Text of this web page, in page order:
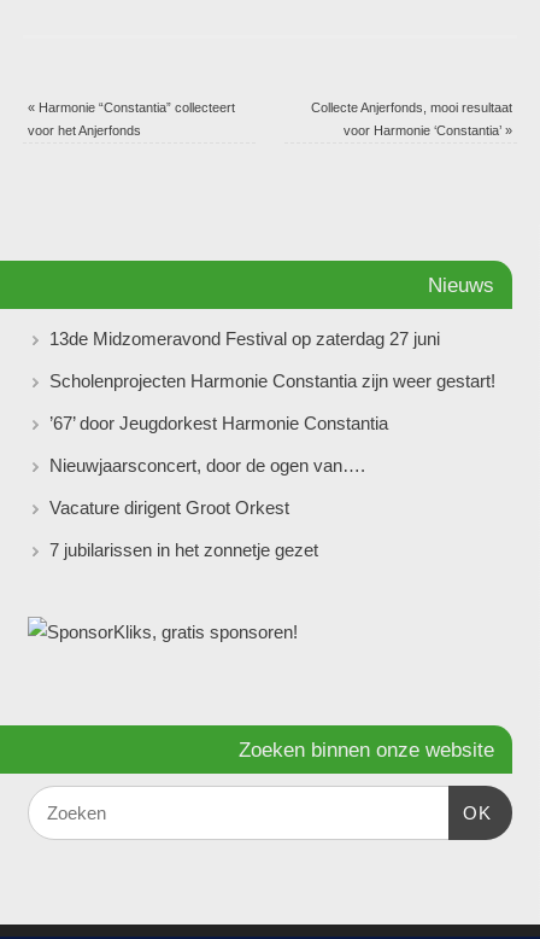
«Harmonie “Constantia” collecteert
voor het Anjerfonds
Collecte Anjerfonds, mooi resultaat
voor Harmonie ‘Constantia’»
Nieuws
13de Midzomeravond Festival op zaterdag 27 juni
Scholenprojecten Harmonie Constantia zijn weer gestart!
’67’ door Jeugdorkest Harmonie Constantia
Nieuwjaarsconcert, door de ogen van….
Vacature dirigent Groot Orkest
7 jubilarissen in het zonnetje gezet
Zoeken binnen onze website
OK